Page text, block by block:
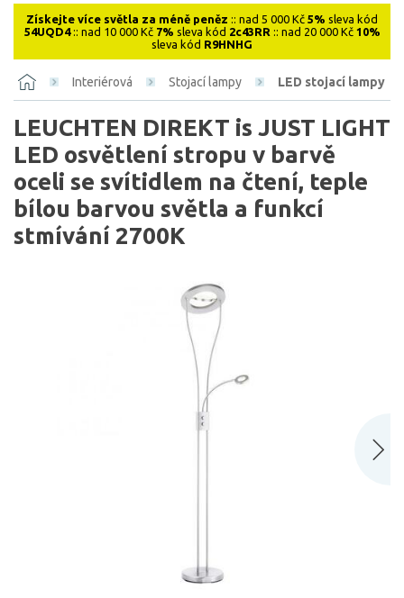
Získejte více světla za méně peněz :: nad 5 000 Kč 5% sleva kód
54UQD4:: nad 10 000 Kč 7% sleva kód 2c43RR :: nad 20 000 Kč 10%
sleva kód R9HNHG
Interiérová Stojací lampy LED stojací lampy
LEUCHTEN DIREKT is JUST LIGHT
LED osvětlení stropu v barvě
oceli se svítidlem na čtení, teple
bílou barvou světla a funkcí
stmívání 2700K